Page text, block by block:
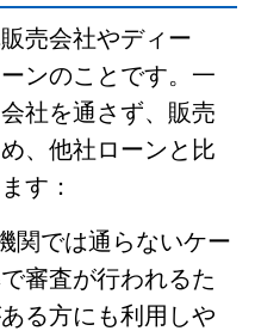
売会社やディー
ンのことです。一
社を通さず、販売
、他社ローンと比
す：
関では通らないケー
審査が行われるた
る方にも利用しや